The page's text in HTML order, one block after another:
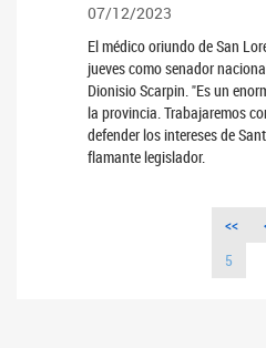
07/12/2023
El médico oriundo de San
jueves como senador
Dionisio Scarpin. "Es un
la provincia. Trabajaremos
defender los intereses de
flamante legislador.
<<
5